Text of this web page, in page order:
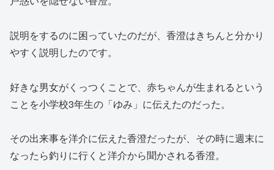
説明をするのに困っていたのだが、香澄はきちんと分かり
やすく説明したのです。
好きな男女がくっつくことで、赤ちゃんが生まれるという
ことを小学校3年生の「ゆみ」に伝えたのだった。
その出来事を洋介に伝えた香澄だったが、その時に週末に
なったら釣りに行くと洋介から聞かされる香澄。